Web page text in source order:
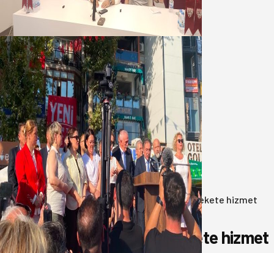
Yeni Parti Bandırma Teşkilatı kuruldu
06 Ağustos 2026
Anasayfa/Gündem/Akın: Benim derdim memlekete hizmet
hemşerim!
Akın: Benim derdim memlekete hizmet